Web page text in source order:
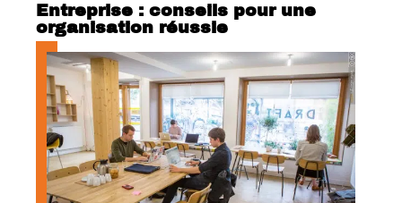
Entreprise : conseils pour une
organisation réussie